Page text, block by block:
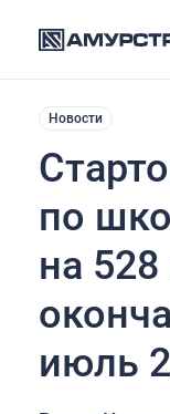
Новости
по
на
июль